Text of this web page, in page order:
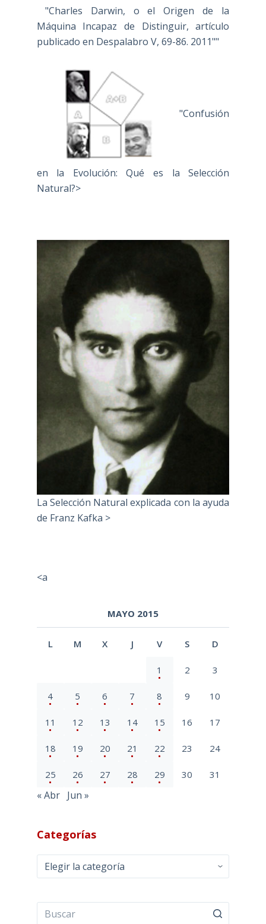
"Charles Darwin, o el Origen de la
Máquina Incapaz de Distinguir, artículo
publicado en Despalabro V, 69-86. 2011""
"Confusión
en la Evolución: Qué es la Selección
Natural?>
La Selección Natural explicada con la ayuda
de Franz Kafka >
<a
MAYO 2015
L M X J V S D
1 2 3
4 5 6 7 8 9 10
11 12 13 14 15 16 17
18 19 20 21 22 23 24
25 26 27 28 29 30 31
« Abr Jun »
Categorías
Categorías